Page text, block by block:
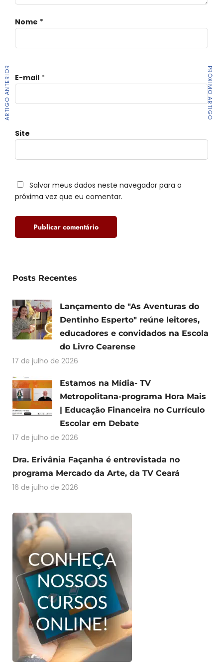
Nome *
E-mail *
Site
Salvar meus dados neste navegador para a
próxima vez que eu comentar.
ARTIGO ANTERIOR PRÓXIMO ARTIGO
Posts Recentes
Lançamento de "As Aventuras do
Dentinho Esperto" reúne leitores,
educadores e convidados na Escola
do Livro Cearense
17 de julho de 2026
Estamos na Mídia- TV
Metropolitana-programa Hora Mais
| Educação Financeira no Currículo
Escolar em Debate
17 de julho de 2026
Dra. Erivânia Façanha é entrevistada no
programa Mercado da Arte, da TV Ceará
16 de julho de 2026